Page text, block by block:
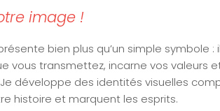
image !
bien plus qu’un simple symbole
vous transmettez, incarne vos valeurs
développe des identités visuelles
histoire et marquent les esprits.